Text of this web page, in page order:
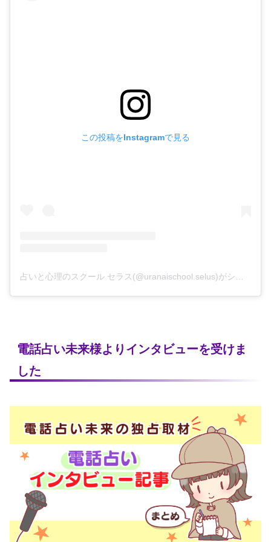
この投稿をInstagramで見る
電話占い未来様よりインタビューを受けま
した